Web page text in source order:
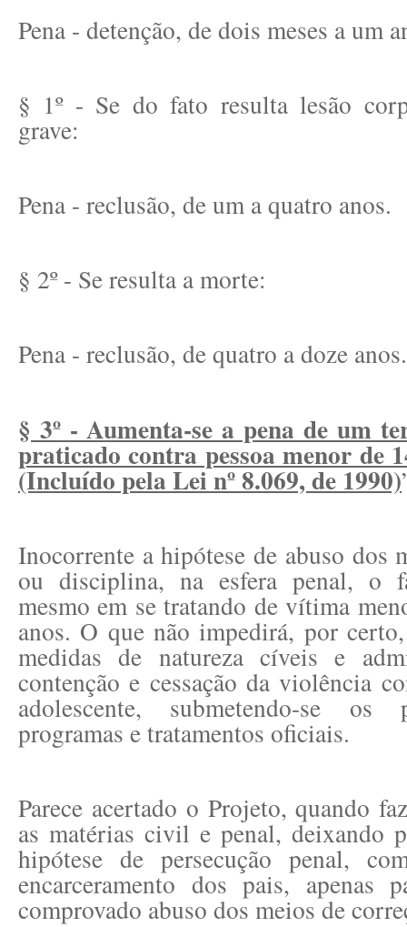
Pena - detenção, de dois meses a um
§ 1º - Se do fato resulta lesão
grave:
Pena - reclusão, de um a quatro anos.
§ 2º - Se resulta a morte:
Pena - reclusão, de quatro a doze anos.
§ 3º - Aumenta-se a pena de um
praticado contra pessoa menor de
(Incluído pela Lei nº 8.069, de 1990)
Inocorrente a hipótese de abuso dos
ou disciplina, na esfera penal, o
mesmo em se tratando de vítima
anos. O que não impedirá, por
medidas de natureza cíveis e
contenção e cessação da violência
adolescente, submetendo-se
programas e tratamentos oficiais.
Parece acertado o Projeto, quando
as matérias civil e penal, deixando
hipótese de persecução penal,
encarceramento dos pais, apenas
comprovado abuso dos meios de